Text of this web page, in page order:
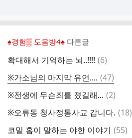
♠경험▒ 도움방4♠ 다른글
확대해서 기억하는 뇌..!!!! 댓
(6)
※가소님의 마지막 유언.... 댓
글
(47)
※전생에 무슨죄를 졌길래... 댓
(2)
※오류동 청사정통사교 갑니다. 댓
(18)
코밑 홈이 말하는 야한 이야기 댓
(55)